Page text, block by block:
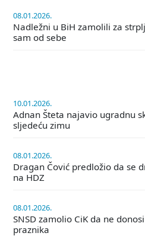
08.01.2026.
Nadležni u BiH zamolili za
sam od sebe
10.01.2026.
Adnan Šteta najavio ugradnu
sljedeću zimu
08.01.2026.
Dragan Čović predložio da se
na HDZ
08.01.2026.
SNSD zamolio CiK da ne
praznika